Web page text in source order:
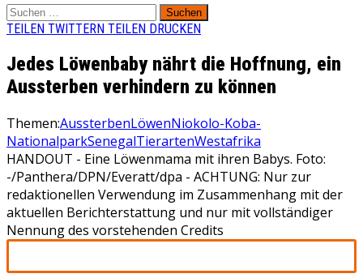
Suchen
nach:
TEILEN TWITTERN TEILEN DRUCKEN
Jedes Löwenbaby nährt die Hoffnung, ein
Aussterben verhindern zu können
Themen:AussterbenLöwenNiokolo-Koba-
NationalparkSenegalTierartenWestafrika
HANDOUT - Eine Löwenmama mit ihren Babys. Foto:
-/Panthera/DPN/Everatt/dpa - ACHTUNG: Nur zur
redaktionellen Verwendung im Zusammenhang mit der
aktuellen Berichterstattung und nur mit vollständiger
Nennung des vorstehenden Credits